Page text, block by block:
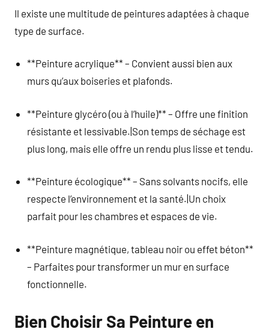
Il existe une multitude de peintures adaptées à chaque
type de surface.
**Peinture acrylique** – Convient aussi bien aux
murs qu’aux boiseries et plafonds.
**Peinture glycéro (ou à l’huile)** – Offre une finition
résistante et lessivable.|Son temps de séchage est
plus long, mais elle offre un rendu plus lisse et tendu.
**Peinture écologique** – Sans solvants nocifs, elle
respecte l’environnement et la santé.|Un choix
parfait pour les chambres et espaces de vie.
**Peinture magnétique, tableau noir ou effet béton**
– Parfaites pour transformer un mur en surface
fonctionnelle.
Bien Choisir Sa Peinture en